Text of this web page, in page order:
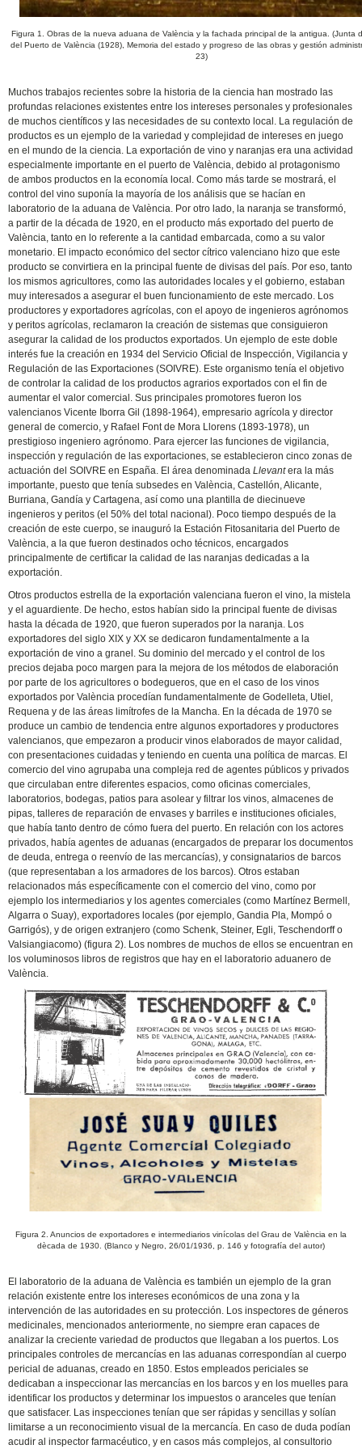
Figura 1. Obras de la nueva aduana de València y la fachada principal de la antigua. (Junta
del Puerto de València (1928), Memoria del estado y progreso de las obras y gestión
23)
Muchos trabajos recientes sobre la historia de la ciencia han mostrado las
profundas relaciones existentes entre los intereses personales y profesionales
de muchos científicos y las necesidades de su contexto local. La regulación de
productos es un ejemplo de la variedad y complejidad de intereses en juego
en el mundo de la ciencia. La exportación de vino y naranjas era una actividad
especialmente importante en el puerto de València, debido al protagonismo
de ambos productos en la economía local. Como más tarde se mostrará, el
control del vino suponía la mayoría de los análisis que se hacían en
laboratorio de la aduana de València. Por otro lado, la naranja se transformó,
a partir de la década de 1920, en el producto más exportado del puerto de
València, tanto en lo referente a la cantidad embarcada, como a su valor
monetario. El impacto económico del sector cítrico valenciano hizo que este
producto se convirtiera en la principal fuente de divisas del país. Por eso, tanto
los mismos agricultores, como las autoridades locales y el gobierno, estaban
muy interesados a asegurar el buen funcionamiento de este mercado. Los
productores y exportadores agrícolas, con el apoyo de ingenieros agrónomos
y peritos agrícolas, reclamaron la creación de sistemas que consiguieron
asegurar la calidad de los productos exportados. Un ejemplo de este doble
interés fue la creación en 1934 del Servicio Oficial de Inspección, Vigilancia y
Regulación de las Exportaciones (SOIVRE). Este organismo tenía el objetivo
de controlar la calidad de los productos agrarios exportados con el fin de
aumentar el valor comercial. Sus principales promotores fueron los
valencianos Vicente Iborra Gil (1898-1964), empresario agrícola y director
general de comercio, y Rafael Font de Mora Llorens (1893-1978), un
prestigioso ingeniero agrónomo. Para ejercer las funciones de vigilancia,
inspección y regulación de las exportaciones, se establecieron cinco zonas de
actuación del SOIVRE en España. El área denominadaLlevantera la más
importante, puesto que tenía subsedes en València, Castellón, Alicante,
Burriana, Gandía y Cartagena, así como una plantilla de diecinueve
ingenieros y peritos (el 50% del total nacional). Poco tiempo después de la
creación de este cuerpo, se inauguró la Estación Fitosanitaria del Puerto de
València, a la que fueron destinados ocho técnicos, encargados
principalmente de certificar la calidad de las naranjas dedicadas a la
exportación.
Otros productos estrella de la exportación valenciana fueron el vino, la mistela
y el aguardiente. De hecho, estos habían sido la principal fuente de divisas
hasta la década de 1920, que fueron superados por la naranja. Los
exportadores del siglo XIX y XX se dedicaron fundamentalmente a la
exportación de vino a granel. Su dominio del mercado y el control de los
precios dejaba poco margen para la mejora de los métodos de elaboración
por parte de los agricultores o bodegueros, que en el caso de los vinos
exportados por València procedían fundamentalmente de Godelleta, Utiel,
Requena y de las áreas limítrofes de la Mancha. En la década de 1970 se
produce un cambio de tendencia entre algunos exportadores y productores
valencianos, que empezaron a producir vinos elaborados de mayor calidad,
con presentaciones cuidadas y teniendo en cuenta una política de marcas. El
comercio del vino agrupaba una compleja red de agentes públicos y privados
que circulaban entre diferentes espacios, como oficinas comerciales,
laboratorios, bodegas, patios para asolear y filtrar los vinos, almacenes de
pipas, talleres de reparación de envases y barriles e instituciones oficiales,
que había tanto dentro de cómo fuera del puerto. En relación con los actores
privados, había agentes de aduanas (encargados de preparar los documentos
de deuda, entrega o reenvío de las mercancías), y consignatarios de barcos
(que representaban a los armadores de los barcos). Otros estaban
relacionados más específicamente con el comercio del vino, como por
ejemplo los intermediarios y los agentes comerciales (como Martínez Bermell,
Algarra o Suay), exportadores locales (por ejemplo, Gandia Pla, Mompó o
Garrigós), y de origen extranjero (como Schenk, Steiner, Egli, Teschendorff o
Valsiangiacomo) (figura 2). Los nombres de muchos de ellos se encuentran en
los voluminosos libros de registros que hay en el laboratorio aduanero de
València.
Figura 2. Anuncios de exportadores e intermediarios vinícolas del Grau de València en la
dècada de 1930. (Blanco y Negro, 26/01/1936, p. 146 y fotografía del autor)
El laboratorio de la aduana de València es también un ejemplo de la gran
relación existente entre los intereses económicos de una zona y la
intervención de las autoridades en su protección. Los inspectores de géneros
medicinales, mencionados anteriormente, no siempre eran capaces de
analizar la creciente variedad de productos que llegaban a los puertos. Los
principales controles de mercancías en las aduanas correspondían al cuerpo
pericial de aduanas, creado en 1850. Estos empleados periciales se
dedicaban a inspeccionar las mercancías en los barcos y en los muelles para
identificar los productos y determinar los impuestos o aranceles que tenían
que satisfacer. Las inspecciones tenían que ser rápidas y sencillas y solían
limitarse a un reconocimiento visual de la mercancía. En caso de duda podían
acudir al inspector farmacéutico, y en casos más complejos, al consultorio